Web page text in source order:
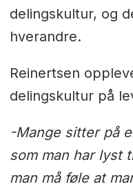
delingskultur, og
hverandre.
Reinertsen
delingskultur på
-Mange sitter på
som man har lyst
man må føle at